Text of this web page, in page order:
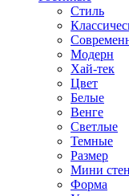
Стиль
Модерн
Хай-тек
Цвет
Белые
Венге
Светлые
Темные
Размер
Мини
Форма